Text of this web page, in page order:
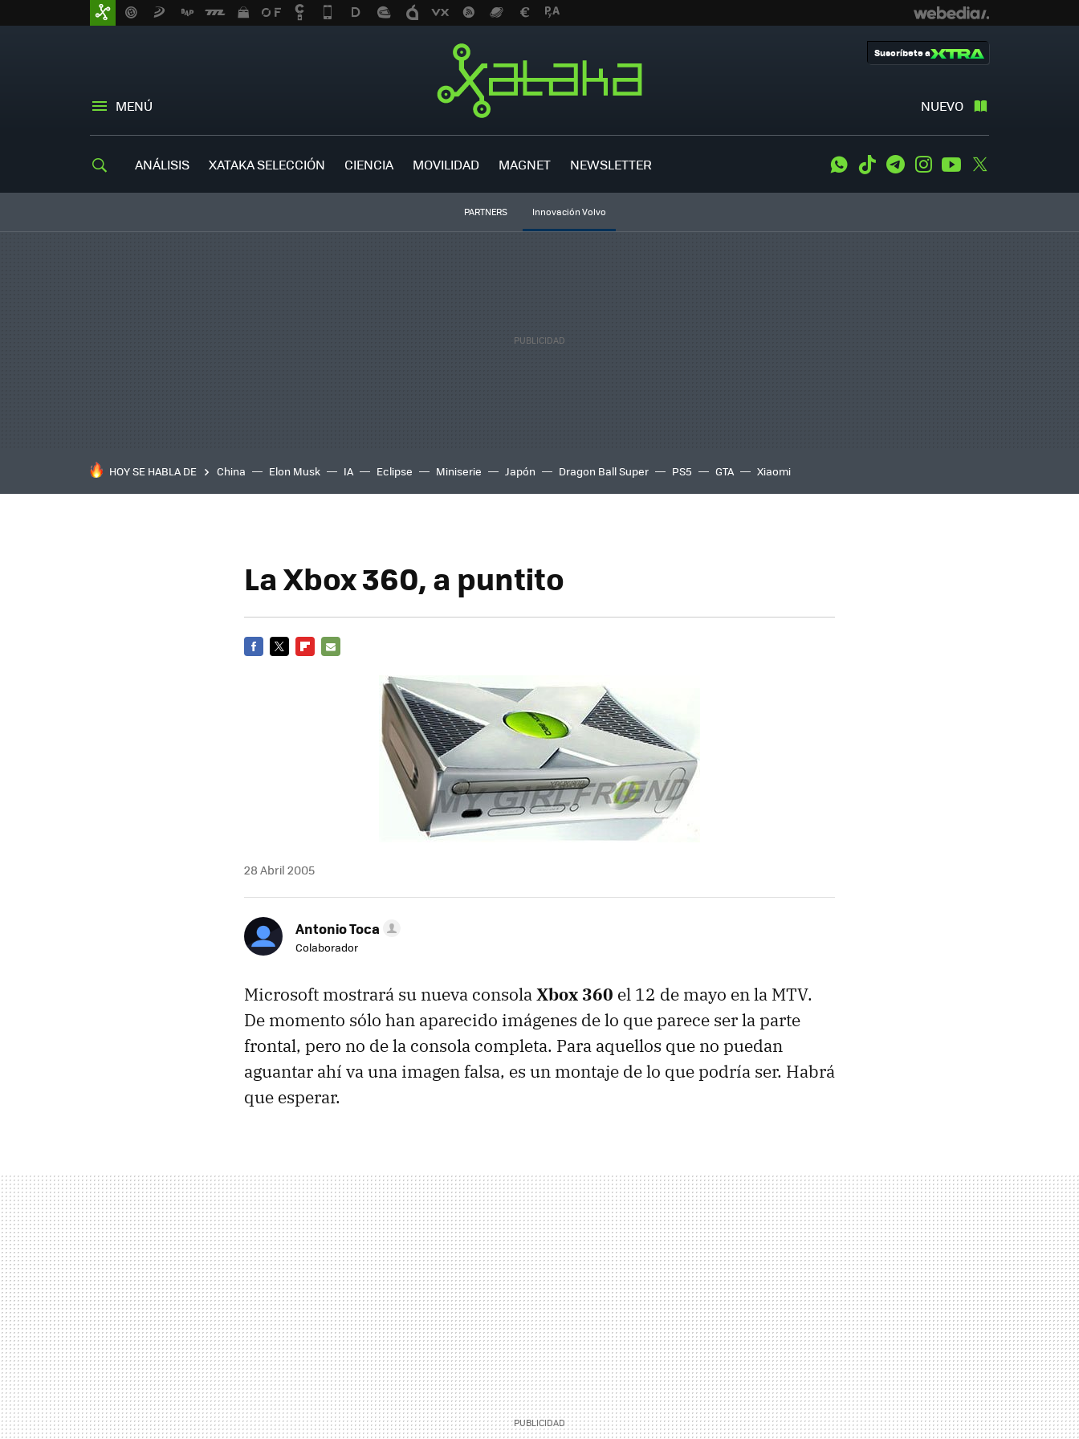
MENÚ NUEVO
Suscríbete a
ANÁLISIS XATAKA SELECCIÓN CIENCIA MOVILIDAD MAGNET NEWSLETTER WhatsApp
Tiktok TelegramInstagramYoutube
PARTNERS Innovación Volvo
HOY SE HABLA DE China Elon Musk IA Eclipse Miniserie Japón Dragon Ball Super PS5 GTA Xiaomi
La Xbox 360, a puntito
28 Abril 2005
Antonio Toca
Colaborador
Microsoft mostrará su nueva consolaXbox 360 el 12 de mayo en la MTV.
De momento sólo han aparecido imágenes de lo que parece ser la parte
frontal, pero no de la consola completa. Para aquellos que no puedan
aguantar ahí va una imagen falsa, es un montaje de lo que podría ser. Habrá
que esperar.